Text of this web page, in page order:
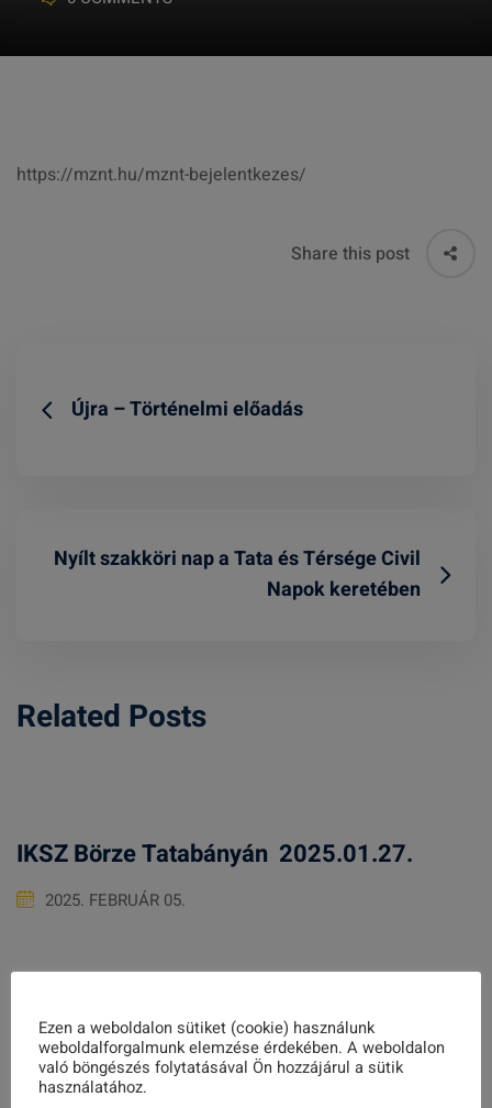
https://mznt.hu/mznt-bejelentkezes/
Share this post
Újra – Történelmi előadás
Nyílt szakköri nap a Tata és Térsége Civil
Napok keretében
Related Posts
IKSZ Börze Tatabányán 2025.01.27.
2025. FEBRUÁR 05.
Népfőiskolai szezonnyitó
2025. SZEPTEMBER 08.
Ezen a weboldalon sütiket (cookie) használunk
weboldalforgalmunk elemzése érdekében. A weboldalon
való böngészés folytatásával Ön hozzájárul a sütik
használatához.